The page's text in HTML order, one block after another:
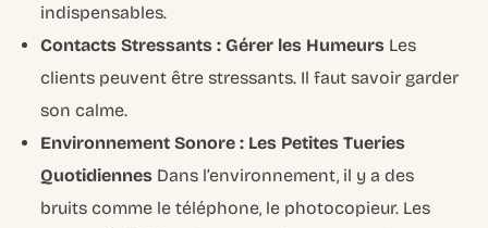
indispensables.
Contacts Stressants : Gérer les Humeurs Les
clients peuvent être stressants. Il faut savoir garder
son calme.
Environnement Sonore : Les Petites Tueries
Quotidiennes Dans l’environnement, il y a des
bruits comme le téléphone, le photocopieur. Les